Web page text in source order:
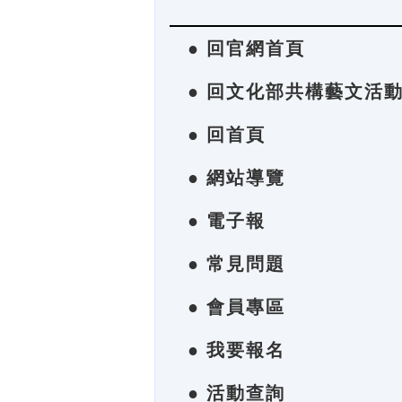
● 回官網首頁
● 回文化部共構藝文活
● 回首頁
● 網站導覽
● 電子報
● 常見問題
● 會員專區
● 我要報名
● 活動查詢